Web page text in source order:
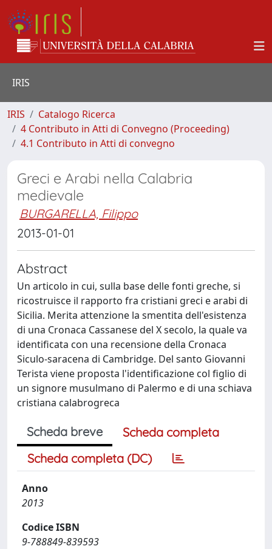
IRIS
IRIS
Catalogo Ricerca
4 Contributo in Atti di Convegno (Proceeding)
4.1 Contributo in Atti di convegno
Greci e Arabi nella Calabria
medievale
BURGARELLA, Filippo
2013-01-01
Abstract
Un articolo in cui, sulla base delle fonti greche, si
ricostruisce il rapporto fra cristiani greci e arabi di
Sicilia. Merita attenzione la smentita dell'esistenza
di una Cronaca Cassanese del X secolo, la quale va
identificata con una recensione della Cronaca
Siculo-saracena di Cambridge. Del santo Giovanni
Terista viene proposta l'identificazione col figlio di
un signore musulmano di Palermo e di una schiava
cristiana calabrogreca
Scheda breve
Scheda completa
Scheda completa (DC)
Anno
2013
Codice ISBN
9-788849-839593